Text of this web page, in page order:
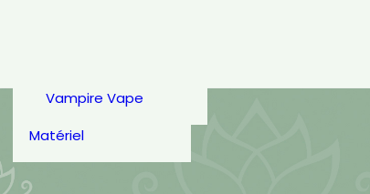
Vampire Vape
Matériel